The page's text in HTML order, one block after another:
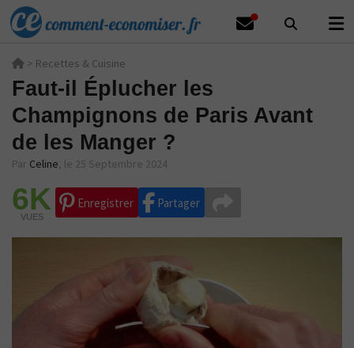
> Recettes & Cuisine
Faut-il Éplucher les
Champignons de Paris Avant
de les Manger ?
Par Celine, le 25 Septembre 2024
6K
VUES
Enregistrer Partager